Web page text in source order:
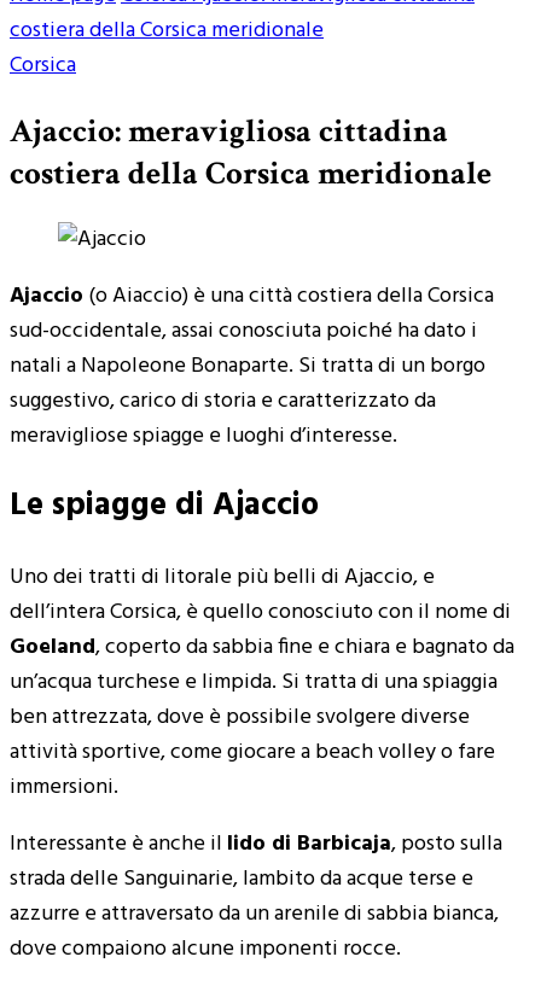
costiera della Corsica meridionale
Corsica
Ajaccio: meravigliosa cittadina
costiera della Corsica meridionale
Ajaccio (o Aiaccio) è una città costiera della Corsica
sud-occidentale, assai conosciuta poiché ha dato i
natali a Napoleone Bonaparte. Si tratta di un borgo
suggestivo, carico di storia e caratterizzato da
meravigliose spiagge e luoghi d’interesse.
Le spiagge di Ajaccio
Uno dei tratti di litorale più belli di Ajaccio, e
dell’intera Corsica, è quello conosciuto con il nome di
Goeland, coperto da sabbia fine e chiara e bagnato da
un’acqua turchese e limpida. Si tratta di una spiaggia
ben attrezzata, dove è possibile svolgere diverse
attività sportive, come giocare a beach volley o fare
immersioni.
Interessante è anche il lido di Barbicaja, posto sulla
strada delle Sanguinarie, lambito da acque terse e
azzurre e attraversato da un arenile di sabbia bianca,
dove compaiono alcune imponenti rocce.